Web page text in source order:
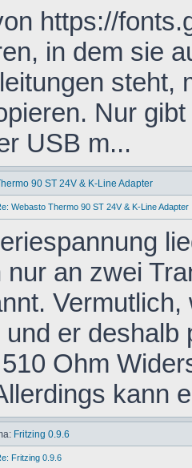
https://
in dem sie
steht,
Nur
USB m...
90 ST 24V & K-Line Adapter
Webasto Thermo 90 ST 24V & K-Line Adapter
nur an zwei
und er
Ohm
kann
Fritzing 0.9.6
Fritzing 0.9.6